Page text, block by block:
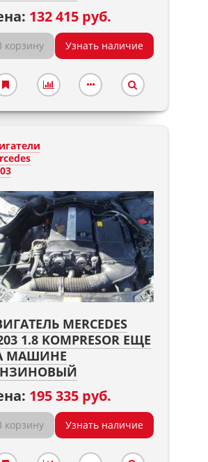
132 415 руб.
корзину Узнать наличие
MERCEDES
1.8 KOMPRESOR ЕЩЕ
МАШИНЕ
195 335 руб.
корзину Узнать наличие